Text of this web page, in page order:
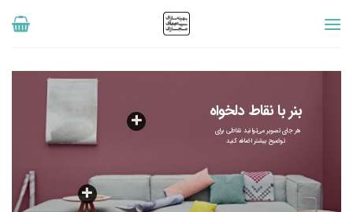
بنر با نقاط دلخواه
توضیح بیشتر اضافه کنید